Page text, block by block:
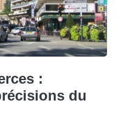
:
du